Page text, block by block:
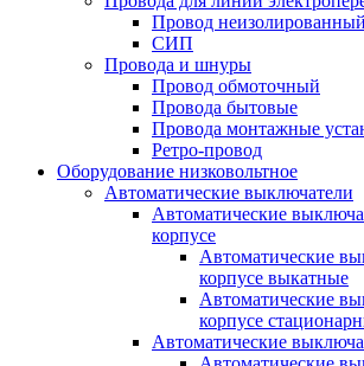
Провод неизолированный
СИП
Провода и шнуры
Провод обмоточный
Провода бытовые
Провода монтажные
Ретро-провод
Оборудование низковольтное
Автоматические выключатели
Автоматические
корпусе
Автоматические
корпусе выкатные
Автоматические
корпусе
Автоматические